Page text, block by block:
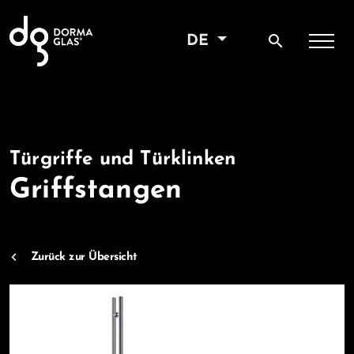
DE search
Türgriffe und Türklinken
Griffstangen
Zurück zur Übersicht